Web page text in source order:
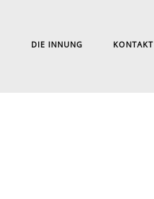
DIE INNUNG KONTAKT